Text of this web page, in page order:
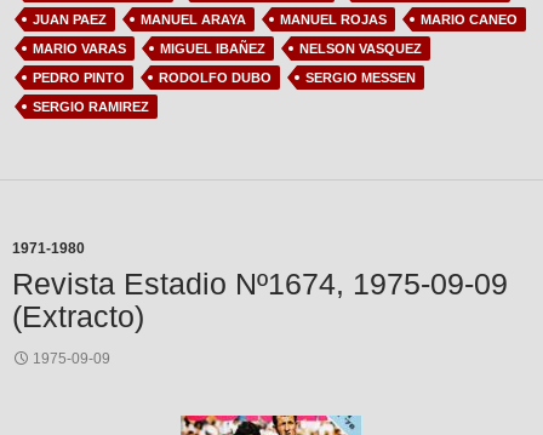
JUAN PAEZ
MANUEL ARAYA MANUEL ROJAS
MARIO CANEO
MARIO VARAS
MIGUEL IBAÑEZ
NELSON VASQUEZ
PEDRO PINTO
RODOLFO DUBO
SERGIO MESSEN
SERGIO RAMIREZ
1971-1980
Revista Estadio Nº1674, 1975-09-09
(Extracto)
1975-09-09